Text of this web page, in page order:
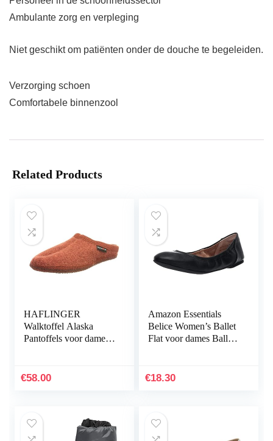
Ambulante zorg en verpleging
Niet geschikt om patiënten onder de douche te begeleiden.
Verzorging schoen
Comfortabele binnenzool
Related Products
HAFLINGER
Walktoffel Alaska
Pantoffels voor dames,
€58.00
Amazon Essentials
Belice Women’s Ballet
Flat voor dames Ballet
€18.30